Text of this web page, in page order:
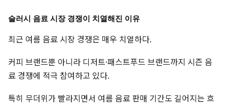
슬러시 음료 시장 경쟁이 치열해진 이유
최근 여름 음료 시장 경쟁은 매우 치열하다.
커피 브랜드뿐 아니라 디저트·패스트푸드 브랜드까지 시즌 음
료 경쟁에 적극 참여하고 있다.
특히 무더위가 빨라지면서 여름 음료 판매 기간도 길어지는 흐